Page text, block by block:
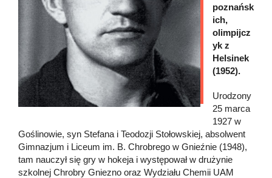
poznańsk
ich,
olimpijcz
yk z
Helsinek
(1952).
Urodzony
25 marca
1927 w
Goślinowie, syn Stefana i Teodozji Stołowskiej, absolwent
Gimnazjum i Liceum im. B. Chrobrego w Gnieźnie (1948),
tam nauczył się gry w hokeja i występował w drużynie
szkolnej Chrobry Gniezno oraz Wydziału Chemii UAM